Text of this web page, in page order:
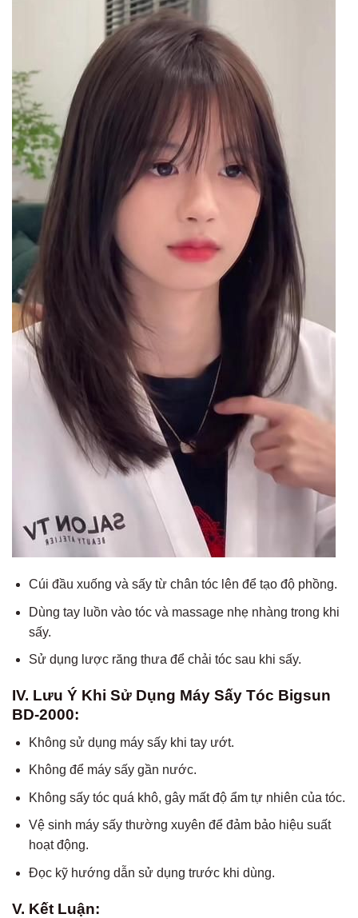
Cúi đầu xuống và sấy từ chân tóc lên để tạo độ phồng.
Dùng tay luồn vào tóc và massage nhẹ nhàng trong khi
sấy.
Sử dụng lược răng thưa để chải tóc sau khi sấy.
IV. Lưu Ý Khi Sử Dụng Máy Sấy Tóc Bigsun
BD-2000:
Không sử dụng máy sấy khi tay ướt.
Không để máy sấy gần nước.
Không sấy tóc quá khô, gây mất độ ẩm tự nhiên của tóc.
Vệ sinh máy sấy thường xuyên để đảm bảo hiệu suất
hoạt động.
Đọc kỹ hướng dẫn sử dụng trước khi dùng.
V. Kết Luận: